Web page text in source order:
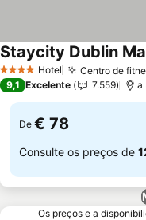
4 EstrelasHotel Centro de
Staycity Dublin
9,1 Excelente 7.559 a
De € 78
Consulte os preços de
Os preços e a